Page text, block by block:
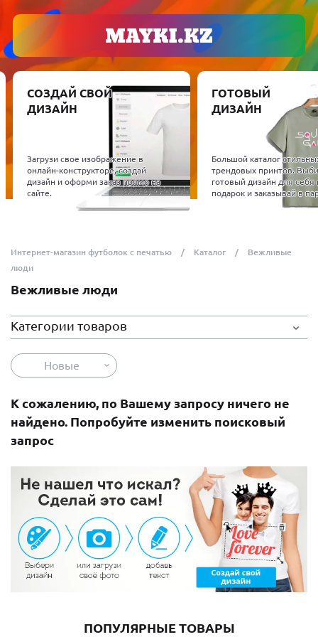
СОЗДАЙ СВОЙ
ДИЗАЙН
Загрузи свое изображение в
онлайн-конструкторе, создай
дизайн и оформи заказ прямо на
сайте.
ГОТОВЫЙ
ДИЗАЙН
Большой каталог
трендовых принтов.
готовый дизайн для себя
подарок и заказывай в
Интернет-магазин футболок с печатью Каталог
Вежливые
люди
Вежливые люди
Категории товаров
Новые
К сожалению, по Вашему запросу ничего не
найдено. Попробуйте изменить поисковый
запрос
ПОПУЛЯРНЫЕ ТОВАРЫ